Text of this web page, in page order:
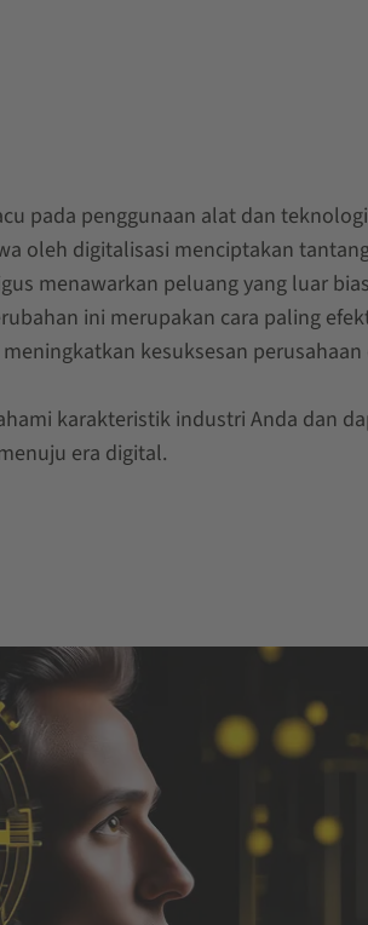
pada penggunaan alat dan teknologi
oleh digitalisasi menciptakan
menawarkan peluang yang luar
ini merupakan cara paling
kesuksesan perusahaan
karakteristik industri Anda dan
era digital.